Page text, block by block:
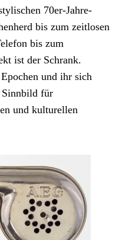
70er-Jahre-
bis zum zeitlosen
bis zum
ist der Schrank.
und ihr sich
Sinnbild für
und kulturellen